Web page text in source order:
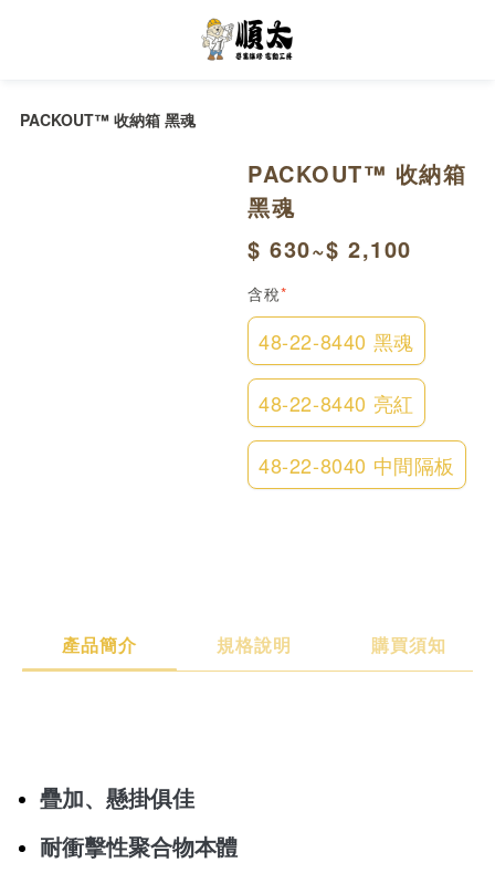
PACKOUT™ 收納箱 黑魂
PACKOUT™ 收納箱
黑魂
$ 630~$ 2,100
含稅*
48-22-8440 黑魂
48-22-8440 亮紅
48-22-8040 中間隔板
產品簡介 規格說明 購買須知
疊加、懸掛俱佳
耐衝擊性聚合物本體